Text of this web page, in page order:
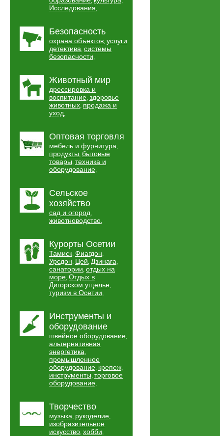
Исследования,
Безопасность
охрана объектов, услуги
детектива, системы
безопасности,
Животный мир
дрессировка и
воспитание, здоровье
животных, продажа и
уход,
Оптовая торговля
мебель и фурнитура,
продукты, бытовые
товары, техника и
оборудование,
Сельское
хозяйство
сад и огород,
животноводство,
Курорты Осетии
Тамиск, Фиагдон,
Урсдон, Цей, Дзинага,
санатории, отдых на
море, Отдых в
Дигорском ущелье,
туризм в Осетии,
Инструменты и
оборудование
швейное оборудование,
альтернативная
энергетика,
промышленное
оборудование, крепеж,
инструменты, торговое
оборудование,
Творчество
музыка, рукоделие,
изобразительное
искусство, хобби,